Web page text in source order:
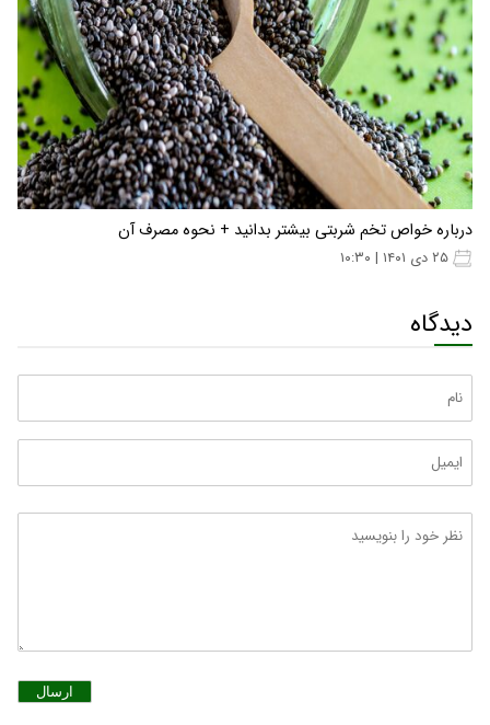
درباره خواص تخم شربتی بیشتر بدانید + نحوه مصرف آن
دیدگاه
ارسال